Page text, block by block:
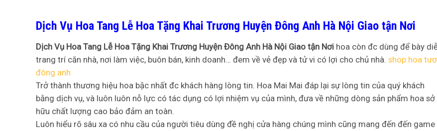
Dịch Vụ Hoa Tang Lễ Hoa Tặng Khai Trương Huyện Đông Anh Hà Nội Giao tận Nơi
Dịch Vụ Hoa Tang Lễ Hoa Tặng Khai Trương Huyện Đông Anh Hà Nội Giao tận Nơi hoa còn đc dùng để bày
trang trí căn nhà, nơi làm việc, buôn bán, kinh doanh… đem về vẻ đẹp và tử vi có lợi cho chủ nhà. shop hoa
đông anh
Trở thành thương hiệu hoa bậc nhất đc khách hàng lòng tin. Hoa Mai Mai đáp lại sự lòng tin của quý khách
bằng dịch vụ, và luôn luôn nỗ lực có tác dụng có lợi nhiệm vụ của mình, đưa về những dòng sản phẩm hoa sở
hữu chất lượng cao bảo đảm an toàn.
Luôn hiểu rõ sâu xa có nhu cầu của người tiêu dùng đề nghị cửa hàng chúng mình cũng mang đến đến game